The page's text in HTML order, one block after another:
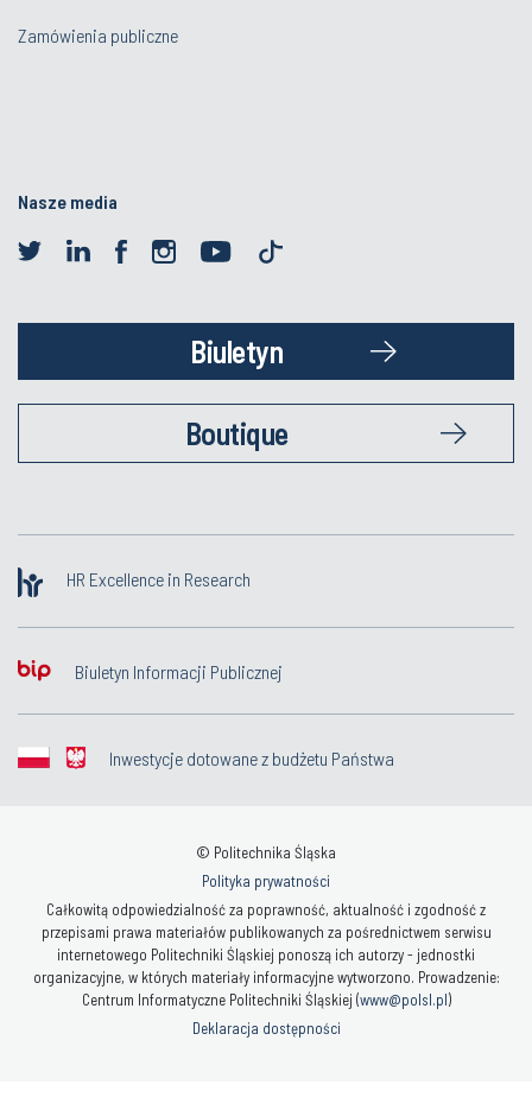
Zamówienia publiczne
Nasze media
Biuletyn
Boutique
HR Excellence in Research
Biuletyn Informacji Publicznej
Inwestycje dotowane z budżetu Państwa
© Politechnika Śląska
Polityka prywatności
Całkowitą odpowiedzialność za poprawność, aktualność i zgodność z
przepisami prawa materiałów publikowanych za pośrednictwem serwisu
internetowego Politechniki Śląskiej ponoszą ich autorzy - jednostki
organizacyjne, w których materiały informacyjne wytworzono. Prowadzenie:
Centrum Informatyczne Politechniki Śląskiej (www@polsl.pl)
Deklaracja dostępności